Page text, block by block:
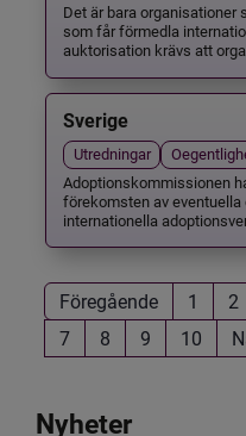
Det är bara organisationer
som får förmedla
auktorisation krävs att
Sverige
Utredningar
Adoptionskommissionen
förekomsten av
internationella
Föregående 1 2
7
8 9 10
Nyheter